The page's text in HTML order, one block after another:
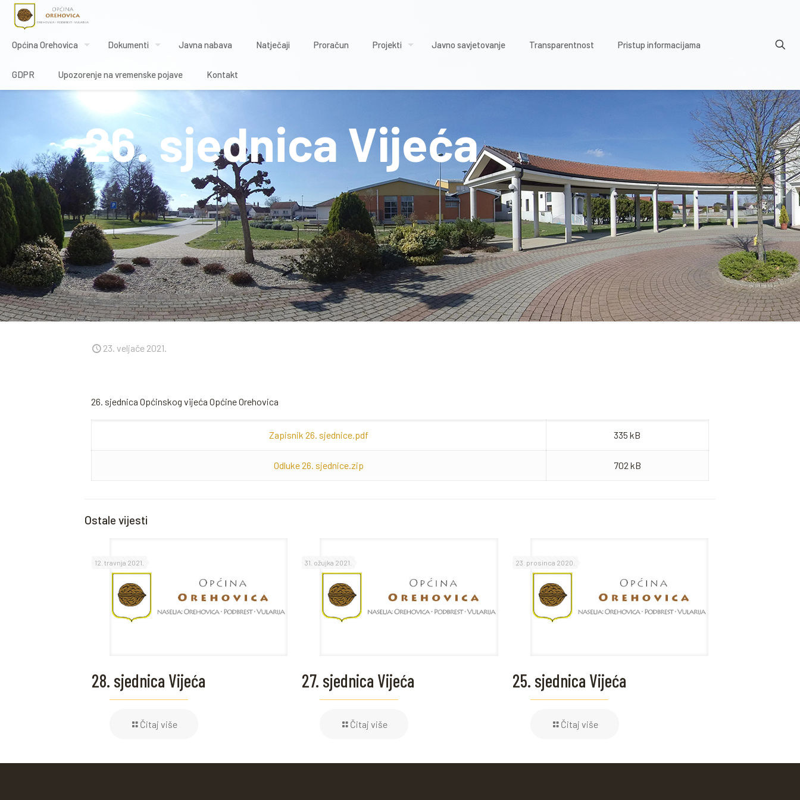
Općina Orehovica Dokumenti Javna nabava Natječaji Proračun Projekti Javno savjetovanje Transparentnost Pristup informacijama
GDPR Upozorenje na vremenske pojave Kontakt
26. sjednica Vijeća
23. veljače 2021.
26. sjednica Općinskog vijeća Općine Orehovica
Zapisnik 26. sjednice.pdf 335 kB
Odluke 26. sjednice.zip 702 kB
Ostale vijesti
12. travnja 2021.
28. sjednica Vijeća
Čitaj više
31. ožujka 2021.
27. sjednica Vijeća
Čitaj više
23. prosinca 2020.
25. sjednica Vijeća
Čitaj više